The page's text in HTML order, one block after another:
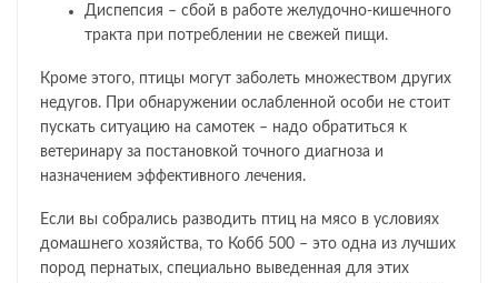
Диспепсия – сбой в работе желудочно-кишечного
тракта при потреблении не свежей пищи.
Кроме этого, птицы могут заболеть множеством других
недугов. При обнаружении ослабленной особи не стоит
пускать ситуацию на самотек – надо обратиться к
ветеринару за постановкой точного диагноза и
назначением эффективного лечения.
Если вы собрались разводить птиц на мясо в условиях
домашнего хозяйства, то Кобб 500 – это одна из лучших
пород пернатых, специально выведенная для этих